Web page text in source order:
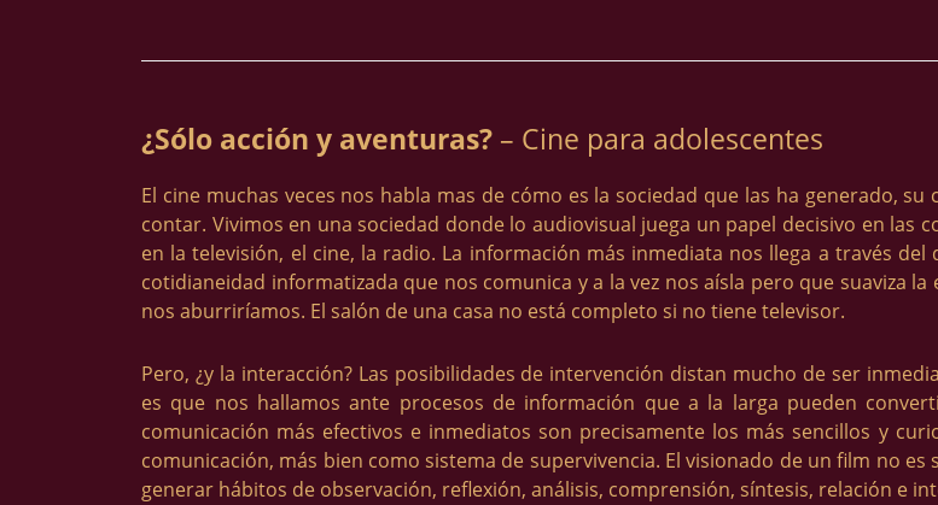
¿Sólo acción y aventuras? – Cine para adolescentes
El cine muchas veces nos habla mas de cómo es la sociedad que las ha generado,
contar. Vivimos en una sociedad donde lo audiovisual juega un papel decisivo en las
en la televisión, el cine, la radio. La información más inmediata nos llega a través
cotidianeidad informatizada que nos comunica y a la vez nos aísla pero que suaviza
nos aburriríamos. El salón de una casa no está completo si no tiene televisor.
Pero, ¿y la interacción? Las posibilidades de intervención distan mucho de ser
es que nos hallamos ante procesos de información que a la larga pueden
comunicación más efectivos e inmediatos son precisamente los más sencillos y
comunicación, más bien como sistema de supervivencia. El visionado de un film no
generar hábitos de observación, reflexión, análisis, comprensión, síntesis, relación e